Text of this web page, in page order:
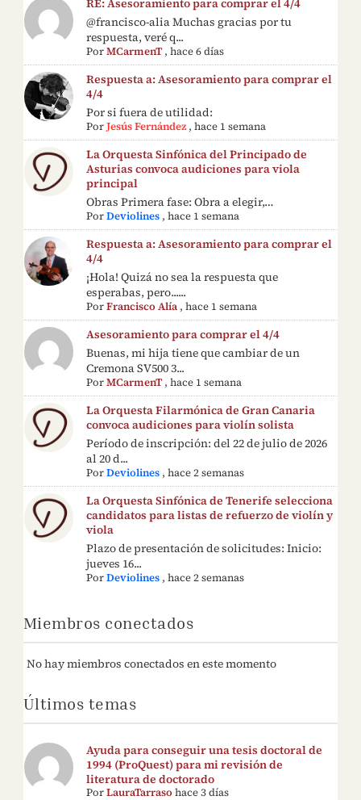
@francisco-alia Muchas gracias por tu
respuesta, veré q...
PorMCarmenT,hace 6 días
Respuesta a: Asesoramiento para comprar el
4/4
Por si fuera de utilidad:
PorJesús Fernández ,hace 1 semana
La Orquesta Sinfónica del Principado de
Asturias convoca audiciones para viola
principal
Obras Primera fase: Obra a elegir,…
PorDeviolines ,hace 1 semana
Respuesta a: Asesoramiento para comprar el
4/4
¡Hola! Quizá no sea la respuesta que
esperabas, pero......
PorFrancisco Alía ,hace 1 semana
Asesoramiento para comprar el 4/4
Buenas, mi hija tiene que cambiar de un
Cremona SV500 3...
PorMCarmenT,hace 1 semana
La Orquesta Filarmónica de Gran Canaria
convoca audiciones para violín solista
Período de inscripción: del 22 de julio de 2026
al 20 d...
PorDeviolines ,hace 2 semanas
La Orquesta Sinfónica de Tenerife selecciona
candidatos para listas de refuerzo de violín y
viola
Plazo de presentación de solicitudes: Inicio:
jueves 16...
PorDeviolines ,hace 2 semanas
Miembros conectados
No hay miembros conectados en este momento
Últimos temas
Ayuda para conseguir una tesis doctoral de
1994 (ProQuest) para mi revisión de
literatura de doctorado
PorLauraTarraso hace 3 días